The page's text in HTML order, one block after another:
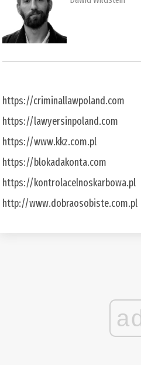
https://criminallawpoland.com
https://lawyersinpoland.com
https://www.kkz.com.pl
https://blokadakonta.com
https://kontrolacelnoskarbowa.pl
http://www.dobraosobiste.com.pl
ad